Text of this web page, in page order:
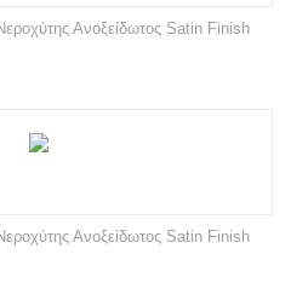
Ανοξείδωτος Satin Finish
Ανοξείδωτος Satin Finish